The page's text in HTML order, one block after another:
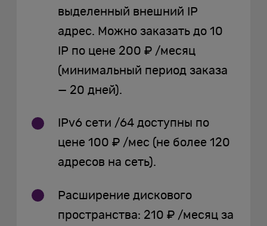
выделенный внешний IP
адрес. Можно заказать до 10
IP по цене 200 ₽ /месяц
(минимальный период заказа
— 20 дней).
IPv6 сети /64 доступны по
цене 100 ₽ /мес (не более 120
адресов на сеть).
Расширение дискового
пространства: 210 ₽ /месяц за